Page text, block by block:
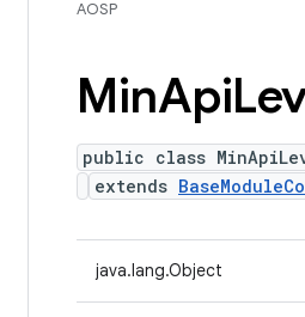
AOSP
MinApi
public class
extends
java.lang.Object